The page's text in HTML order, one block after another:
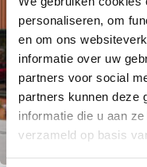
personaliseren, om
en om ons
informatie over uw
partners voor social
partners kunnen deze
informatie die u aan
verzameld op basis